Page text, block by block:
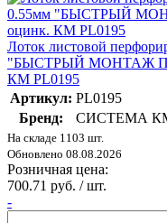
Лоток листовой
"БЫСТРЫЙ МОНТАЖ
КМ PL0195
Артикул: PL0195
Бренд:
СИСТЕМА
На складе 1103 шт.
Обновлено 08.08.2026
Розничная цена:
700.71 руб. / шт.
-